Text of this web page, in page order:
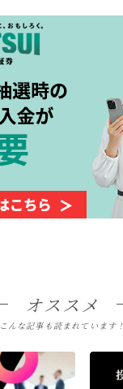
オススメ
こんな記事も読まれています！